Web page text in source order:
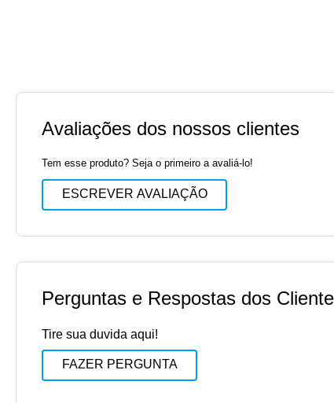
Avaliações dos nossos clientes
Tem esse produto? Seja o primeiro a avaliá-lo!
ESCREVER AVALIAÇÃO
Perguntas e Respostas dos
Tire sua duvida aqui!
FAZER PERGUNTA